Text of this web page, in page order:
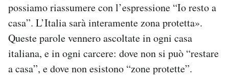
possiamo riassumere con l’espressione “Io resto a
casa”. L’Italia sarà interamente zona protetta».
Queste parole vennero ascoltate in ogni casa
italiana, e in ogni carcere: dove non si può “restare
a casa”, e dove non esistono “zone protette”.